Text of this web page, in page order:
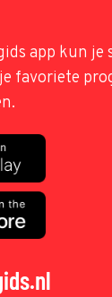
app kun je
favoriete